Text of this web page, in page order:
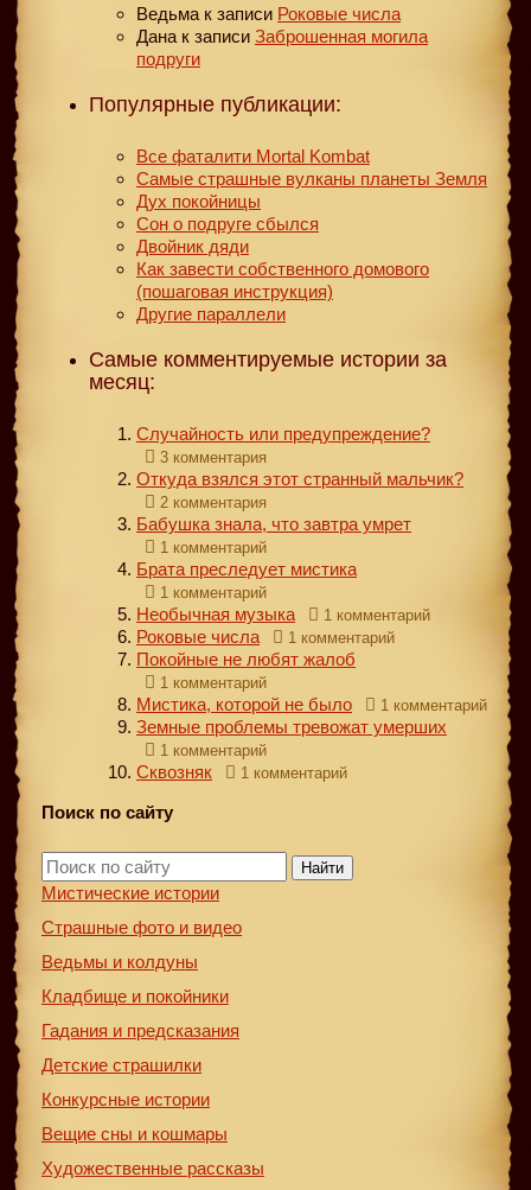
Ведьма к записи Роковые числа
Дана к записи Заброшенная могила
подруги
Популярные публикации:
Все фаталити Mortal Kombat
Самые страшные вулканы планеты Земля
Дух покойницы
Сон о подруге сбылся
Двойник дяди
Как завести собственного домового
(пошаговая инструкция)
Другие параллели
Самые комментируемые истории за
месяц:
Случайность или предупреждение?
3 комментария
Откуда взялся этот странный мальчик?
2 комментария
Бабушка знала, что завтра умрет
1 комментарий
Брата преследует мистика
1 комментарий
Необычная музыка 1 комментарий
Роковые числа 1 комментарий
Покойные не любят жалоб
1 комментарий
Мистика, которой не было 1 комментарий
Земные проблемы тревожат умерших
1 комментарий
Сквозняк 1 комментарий
Поиск по сайту
Найти
Мистические истории
Страшные фото и видео
Ведьмы и колдуны
Кладбище и покойники
Гадания и предсказания
Детские страшилки
Конкурсные истории
Вещие сны и кошмары
Художественные рассказы